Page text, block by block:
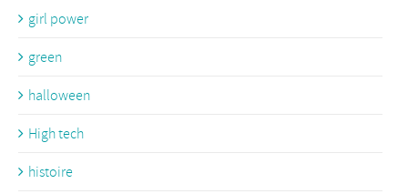
girl power
green
halloween
High tech
histoire